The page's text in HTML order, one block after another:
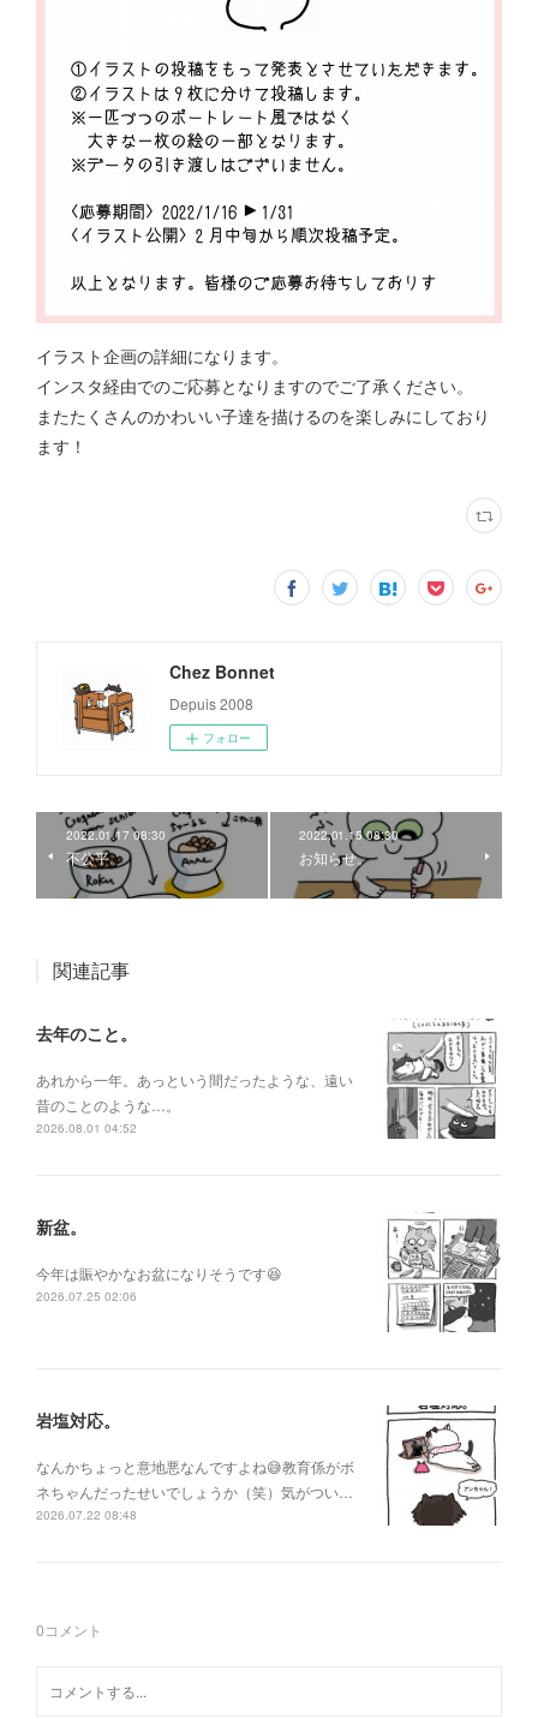
イラスト企画の詳細になります。
インスタ経由でのご応募となりますのでご了承ください。
またたくさんのかわいい子達を描けるのを楽しみにしており
ます！
Chez Bonnet
Depuis 2008
フォロー
2022.01.17 08:30
不公平。
2022.01.15 08:30
お知らせ。
関連記事
去年のこと。
あれから一年。あっという間だったような、遠い
昔のことのような…。
2026.08.01 04:52
新盆。
今年は賑やかなお盆になりそうです😆
2026.07.25 02:06
岩塩対応。
なんかちょっと意地悪なんですよね😅教育係がボ
ネちゃんだったせいでしょうか（笑）気がつい…
2026.07.22 08:48
0コメント